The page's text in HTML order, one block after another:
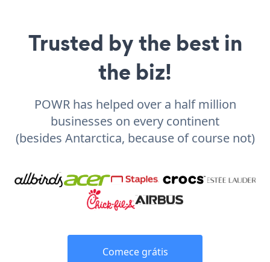
Trusted by the best in
the biz!
POWR has helped over a half million
businesses on every continent
(besides Antarctica, because of course not)
Comece grátis